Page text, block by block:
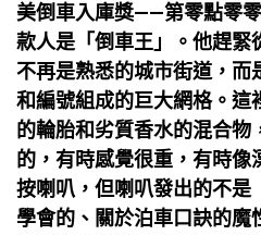
美倒車入庫獎——第零點零
款人是「倒車王」。他趕緊
不再是熟悉的城市街道，而
和編號組成的巨大網格。這
的輪胎和劣質香水的混合物
的，有時感覺很重，有時像
按喇叭，但喇叭發出的不是
學會的、關於泊車口訣的魔